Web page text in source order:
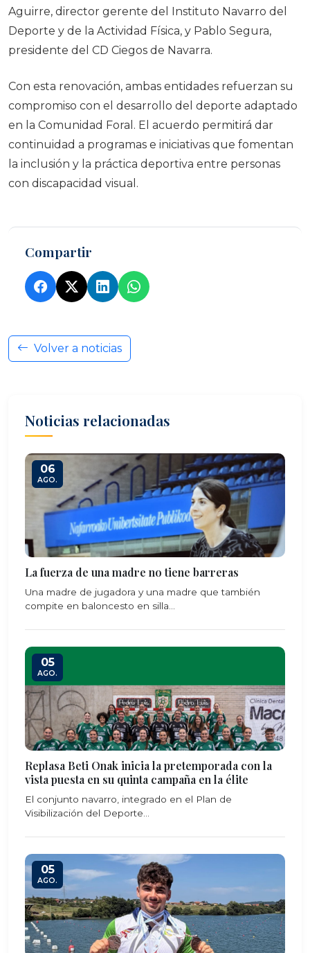
Aguirre, director gerente del Instituto Navarro del
Deporte y de la Actividad Física, y Pablo Segura,
presidente del CD Ciegos de Navarra.
Con esta renovación, ambas entidades refuerzan su
compromiso con el desarrollo del deporte adaptado
en la Comunidad Foral. El acuerdo permitirá dar
continuidad a programas e iniciativas que fomentan
la inclusión y la práctica deportiva entre personas
con discapacidad visual.
Compartir
Volver a noticias
Noticias relacionadas
06
AGO.
La fuerza de una madre no tiene barreras
Una madre de jugadora y una madre que también
compite en baloncesto en silla...
05
AGO.
Replasa Beti Onak inicia la pretemporada con la
vista puesta en su quinta campaña en la élite
El conjunto navarro, integrado en el Plan de
Visibilización del Deporte...
05
AGO.